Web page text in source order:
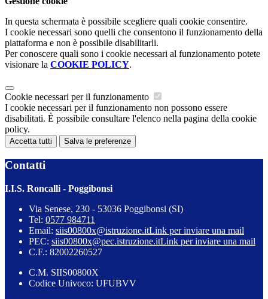
In questa schermata è possibile scegliere quali cookie consentire.
I cookie necessari sono quelli che consentono il funzionamento della
piattaforma e non è possibile disabilitarli.
Per conoscere quali sono i cookie necessari al funzionamento potete
visionare la COOKIE POLICY.
Cookie necessari per il funzionamento
I cookie necessari per il funzionamento non possono essere
disabilitati. È possibile consultare l'elenco nella pagina della cookie
policy.
Accetta tutti Salva le preferenze
Contatti
I.I.S. Roncalli - Poggibonsi
Via Senese, 230 - 53036 Poggibonsi (SI)
Tel: 0577 984711
Email: siis00800x@istruzione.itLink per inviare una mail
PEC: siis00800x@pec.istruzione.itLink per inviare una mail
C.F.: 82002260527
C.M. SIIS00800X
Codice Univoco: UFUBVV